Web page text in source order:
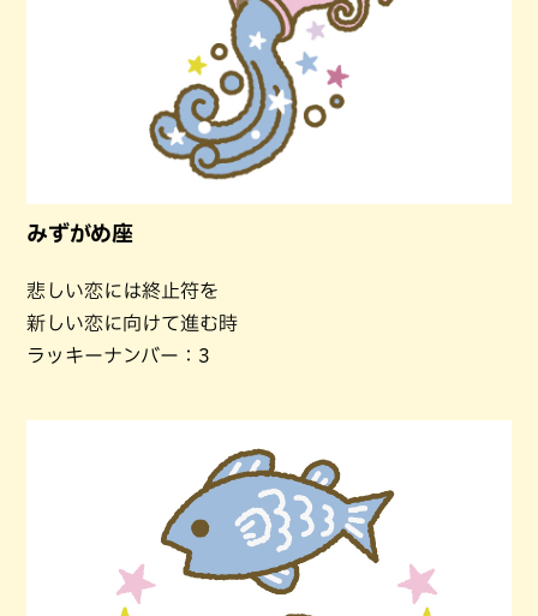
みずがめ座
悲しい恋には終止符を
新しい恋に向けて進む時
ラッキーナンバー：3